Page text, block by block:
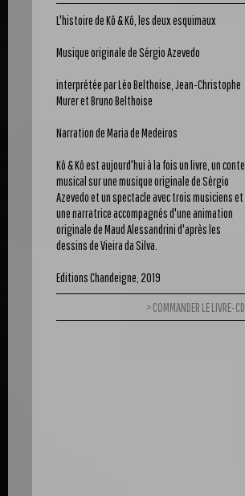
L'histoire de Kô & Kô, les deux esquimaux
Musique originale de Sérgio Azevedo
interprétée par Léo Belthoise, Jean-Christophe
Murer et Bruno Belthoise
Narration de Maria de Medeiros
Kô & Kô est aujourd'hui à la fois un livre, un conte
musical sur une musique originale de Sérgio
Azevedo et un spectacle avec trois musiciens et
une narratrice accompagnés d'une animation
originale de Maud Alessandrini d'après les
dessins de Vieira da Silva.
Editions Chandeigne, 2019
COMMANDER LE LIVRE-CD